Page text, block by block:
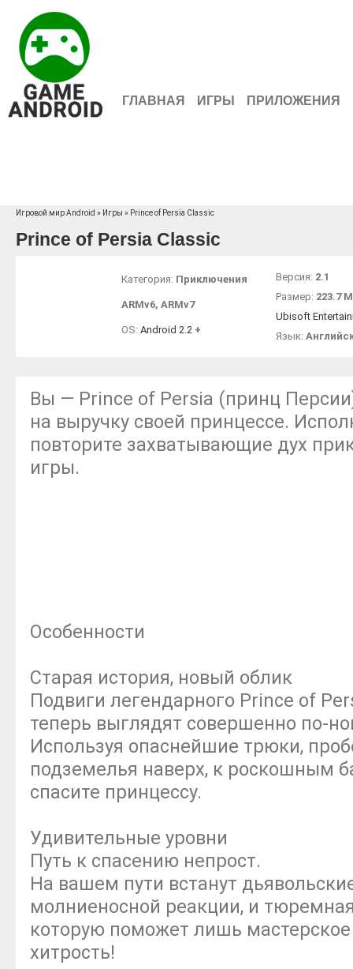
ГЛАВНАЯ ИГРЫ ПРИЛОЖЕНИЯ
Игровой мир Android » Игры » Prince of Persia Classic
Prince of Persia Classic
Категория: Приключения
ARMv6, ARMv7
OS: Android 2.2 +
Версия: 2.1
Размер: 223.7
Ubisoft
Язык:
Вы — Prince of Persia (принц
на выручку своей принцессе.
повторите захватывающие дух
игры.
Особенности
Старая история, новый облик
Подвиги легендарного Prince of
теперь выглядят совершенно по-
Используя опаснейшие трюки,
подземелья наверх, к роскошным
спасите принцессу.
Удивительные уровни
Путь к спасению непрост.
На вашем пути встанут
молниеносной реакции, и
которую поможет лишь
хитрость!